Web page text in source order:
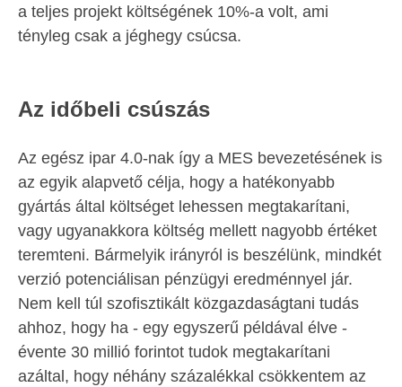
a teljes projekt költségének 10%-a volt, ami
tényleg csak a jéghegy csúcsa.
Az időbeli csúszás
Az egész ipar 4.0-nak így a MES bevezetésének is
az egyik alapvető célja, hogy a hatékonyabb
gyártás által költséget lehessen megtakarítani,
vagy ugyanakkora költség mellett nagyobb értéket
teremteni. Bármelyik irányról is beszélünk, mindkét
verzió potenciálisan pénzügyi eredménnyel jár.
Nem kell túl szofisztikált közgazdaságtani tudás
ahhoz, hogy ha - egy egyszerű példával élve -
évente 30 millió forintot tudok megtakarítani
azáltal, hogy néhány százalékkal csökkentem az